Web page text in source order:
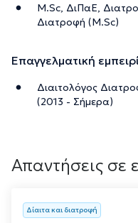
M.Sc, ΔιΠαΕ,
Διατροφή (M.Sc)
Επαγγελματική
Διαιτολόγος
(2013 - Σήμερα)
Απαντήσεις σε
Δίαιτα και διατροφή